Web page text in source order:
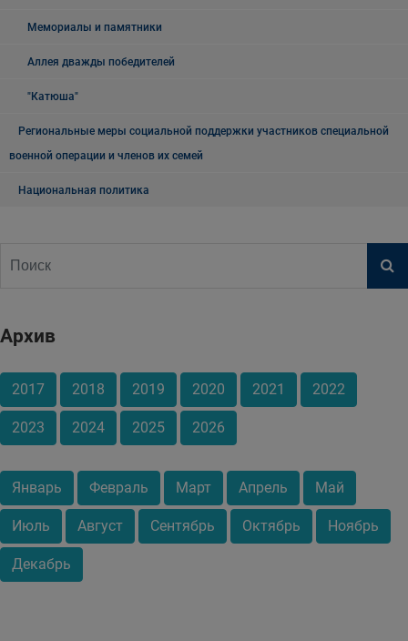
Мемориалы и памятники
Аллея дважды победителей
"Катюша"
Региональные меры социальной поддержки участников специальной
военной операции и членов их семей
Национальная политика
Архив
2017 2018 2019 2020 2021 2022
2023 2024 2025 2026
Январь Февраль Март Апрель Май
Июль Август Сентябрь Октябрь Ноябрь
Декабрь